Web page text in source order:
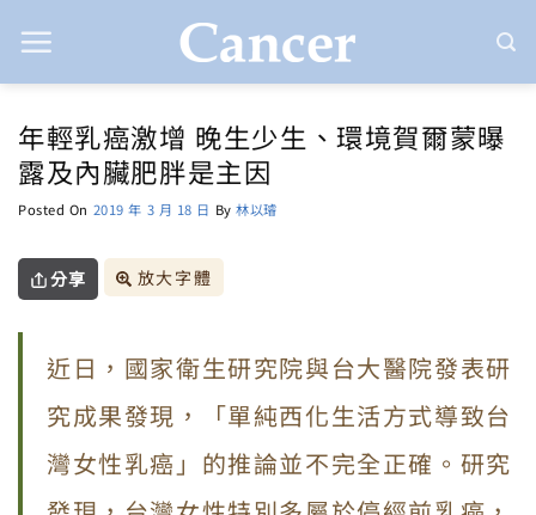
to
年輕乳癌激增 晚生少生、環境賀爾蒙曝
露及內臟肥胖是主因
Posted On 2019 年 3 月 18 日 By林以璿
分享 放大字體
近日，國家衛生研究院與台大醫院發表研
究成果發現，「單純西化生活方式導致台
灣女性乳癌」的推論並不完全正確。研究